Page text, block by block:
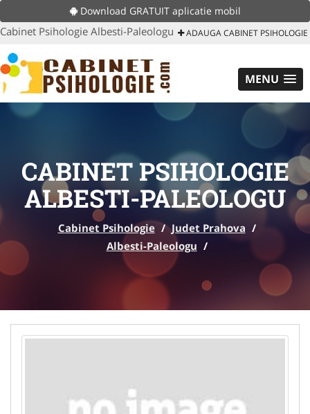
Download GRATUIT aplicatie mobil
Cabinet Psihologie Albesti-Paleologu ADAUGA CABINET PSIHOLOGIE
MENU
CABINET PSIHOLOGIE
ALBESTI-PALEOLOGU
Cabinet Psihologie / Judet Prahova /
Albesti-Paleologu /